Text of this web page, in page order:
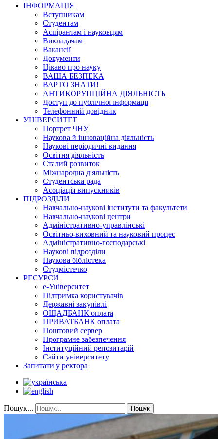
ІНФОРМАЦІЯ
Вступникам
Студентам
Аспірантам і науковцям
Викладачам
Вакансії
Документи
Цікаво про науку
ВАША БЕЗПЕКА
ВАРТО ЗНАТИ!
АНТИКОРУПЦІЙНА ДІЯЛЬНІСТЬ
Доступ до публічної інформації
Телефонний довідник
УНІВЕРСИТЕТ
Портрет ЧНУ
Наукова й інноваційна діяльність
Наукові періодичні видання
Освітня діяльність
Сталий розвиток
Міжнародна діяльність
Студентська рада
Асоціація випускників
ПІДРОЗДІЛИ
Навчально-наукові інститути та факультети
Навчально-наукові центри
Адміністративно-управлінські
Освітньо-виховний та науковий процес
Адміністративно-господарські
Наукові підрозділи
Наукова бібліотека
Студмістечко
РЕСУРСИ
е-Університет
Підтримка користувачів
Державні закупівлі
ОЩАДБАНК оплата
ПРИВАТБАНК оплата
Поштовий сервер
Програмне забезпечення
Інституційний репозитарій
Сайти університету
Запитати у ректора
Пошук... Пошук